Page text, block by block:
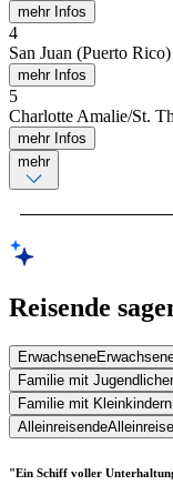
mehr Infos
4
San Juan (Puerto Rico)
mehr Infos
5
Charlotte Amalie/St.
mehr Infos
mehr
Reisende
Erwachsene
Familie mit
Familie mit Kleinkindern
Alleinreisende
"Ein Schiff voller